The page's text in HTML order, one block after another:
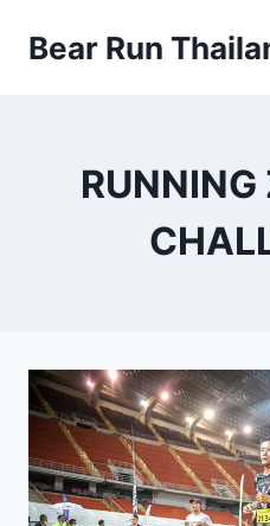
Bear Run